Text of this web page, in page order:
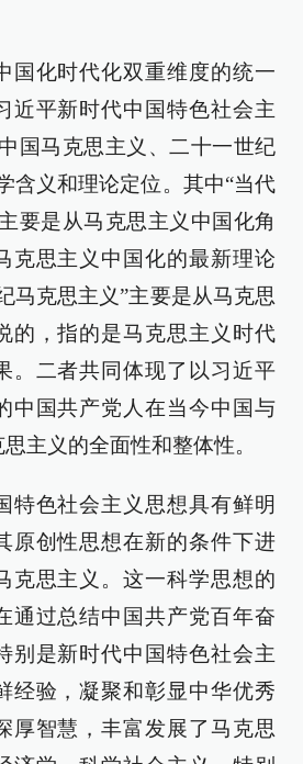
国化时代化双重维度的统一
近平新时代中国特色社会主
国马克思主义、二十一世纪
含义和理论定位。其中“当代
要是从马克思主义中国化角
克思主义中国化的最新理论
马克思主义”主要是从马克思
的，指的是马克思主义时代
。二者共同体现了以习近平
中国共产党人在当今中国与
主义的全面性和整体性。
特色社会主义思想具有鲜明
原创性思想在新的条件下进
克思主义。这一科学思想的
通过总结中国共产党百年奋
别是新时代中国特色社会主
经验，凝聚和彰显中华优秀
厚智慧，丰富发展了马克思